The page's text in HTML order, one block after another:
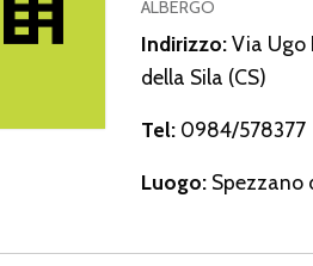
ALBERGO
Indirizzo:Via Ugo
della Sila (CS)
Tel: 0984/578377
Luogo: Spezzano